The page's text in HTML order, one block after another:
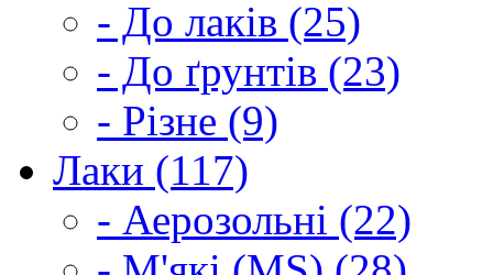
- До лаків (25)
- До ґрунтів (23)
- Різне (9)
Лаки (117)
- Аерозольні (22)